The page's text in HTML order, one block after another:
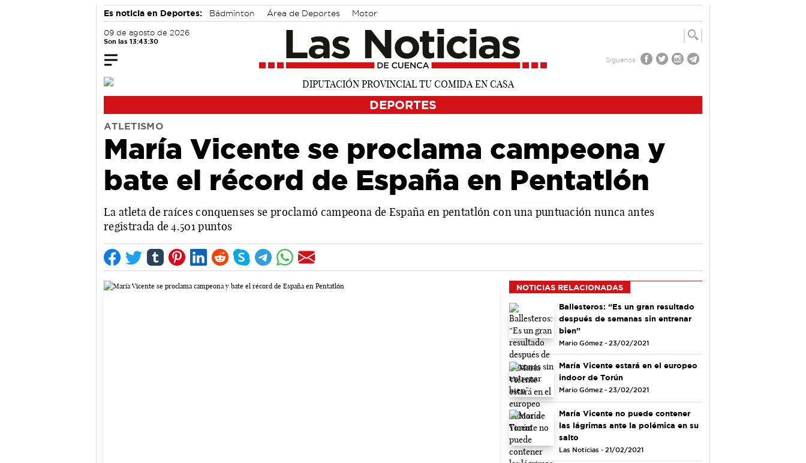
Es noticia en Deportes: Bádminton Área de Deportes Motor
09 de agosto de 2026
Son las 13:43:31
Síguenos
DEPORTES
ATLETISMO
María Vicente se proclama campeona y
bate el récord de España en Pentatlón
La atleta de raíces conquenses se proclamó campeona de España en pentatlón con una puntuación nunca antes
registrada de 4.501 puntos
NOTICIAS RELACIONADAS
Ballesteros: “Es un gran resultado
después de semanas sin entrenar
bien”
Mario Gómez - 23/02/2021
María Vicente estará en el europeo
indoor de Torún
Mario Gómez - 23/02/2021
María Vicente no puede contener
las lágrimas ante la polémica en su
salto
Las Noticias - 21/02/2021